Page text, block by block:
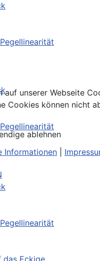
das Eckige
auf unserer Webseite
Cookies können nicht
ablehnen
Informationen